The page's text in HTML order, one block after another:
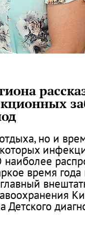
но и
время
Детского